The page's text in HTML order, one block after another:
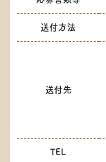
送付方法
送付先
TEL